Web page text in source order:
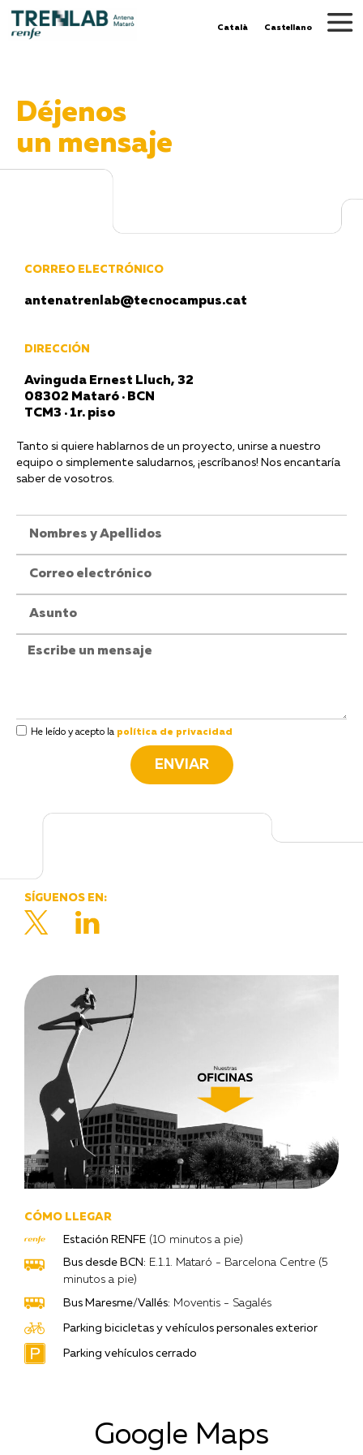
Català Castellano
Déjenos
un mensaje
CORREO ELECTRÓNICO
antenatrenlab@tecnocampus.cat
DIRECCIÓN
Avinguda Ernest Lluch, 32
08302 Mataró · BCN
TCM3 · 1r. piso
Tanto si quiere hablarnos de un proyecto, unirse a nuestro
equipo o simplemente saludarnos, ¡escríbanos! Nos encantaría
saber de vosotros.
He leído y acepto la política de privacidad
ENVIAR
SÍGUENOS EN:
CÓMO LLEGAR
Estación RENFE(10 minutos a pie)
Bus desde BCN: E.1.1. Mataró - Barcelona Centre (5
minutos a pie)
Bus Maresme/Vallés: Moventis - Sagalés
Parking bicicletas y vehículos personales exterior
Parking vehículos cerrado
Google Maps